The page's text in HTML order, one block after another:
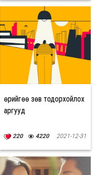
Өөрийгөө зөв тодорхойлох
аргууд
220 4220 2021-12-31